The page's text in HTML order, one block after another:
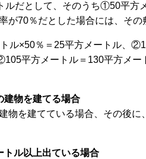
ルだとして、そのうち①50平
が70％だとした場合には、その
ル×50％＝25平方メートル、
平方メートル＝130平方メー
物を建てる場合
物を建てている場合、その後
ル以上出ている場合